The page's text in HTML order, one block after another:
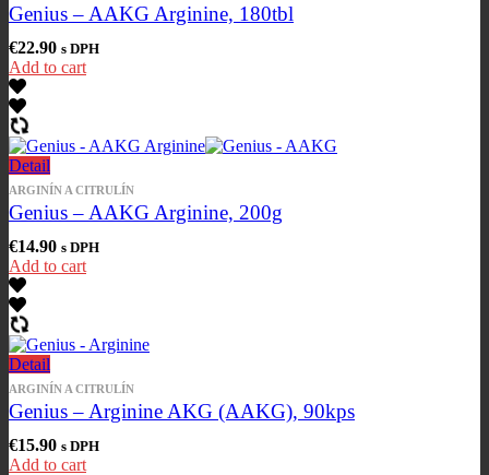
Genius – AAKG Arginine, 180tbl
€22.90 s DPH
Add to cart
Detail
ARGINÍN A CITRULÍN
Genius – AAKG Arginine, 200g
€14.90 s DPH
Add to cart
Detail
ARGINÍN A CITRULÍN
Genius – Arginine AKG (AAKG), 90kps
€15.90 s DPH
Add to cart